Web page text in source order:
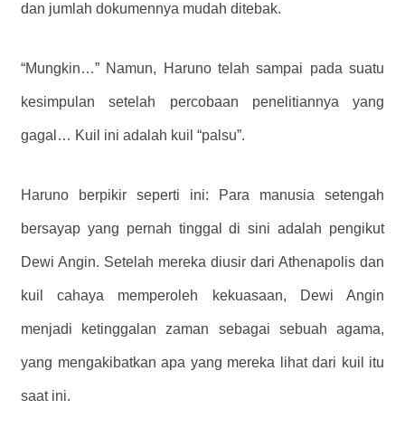
dan jumlah dokumennya mudah ditebak.
“Mungkin…” Namun, Haruno telah sampai pada suatu
kesimpulan setelah percobaan penelitiannya yang
gagal… Kuil ini adalah kuil “palsu”.
Haruno berpikir seperti ini: Para manusia setengah
bersayap yang pernah tinggal di sini adalah pengikut
Dewi Angin. Setelah mereka diusir dari Athenapolis dan
kuil cahaya memperoleh kekuasaan, Dewi Angin
menjadi ketinggalan zaman sebagai sebuah agama,
yang mengakibatkan apa yang mereka lihat dari kuil itu
saat ini.